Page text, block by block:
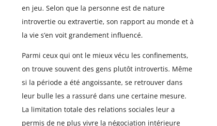
en jeu. Selon que la personne est de nature
introvertie ou extravertie, son rapport au monde et à
la vie s’en voit grandement influencé.
Parmi ceux qui ont le mieux vécu les confinements,
on trouve souvent des gens plutôt introvertis. Même
si la période a été angoissante, se retrouver dans
leur bulle les a rassuré dans une certaine mesure.
La limitation totale des relations sociales leur a
permis de ne plus vivre la négociation intérieure